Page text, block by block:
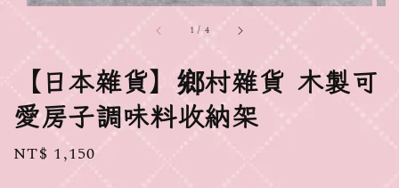
1 / 4
【日本雜貨】鄉村雜貨 木製可
愛房子調味料收納架
Regular
NT$ 1,150